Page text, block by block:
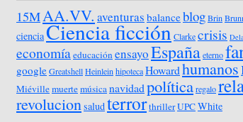
15MAA.VV. aventuras balanceblogBrin
cienciaCiencia ficciónClarkecrisis
economíaeducaciónensayoEspañaeterno
googleGreatshellHeinleinhipotecaHowardhumanos
Miévillemuertemúsicanavidadpolíticaregalo
revolucion saludterrorthrillerUPCWhite